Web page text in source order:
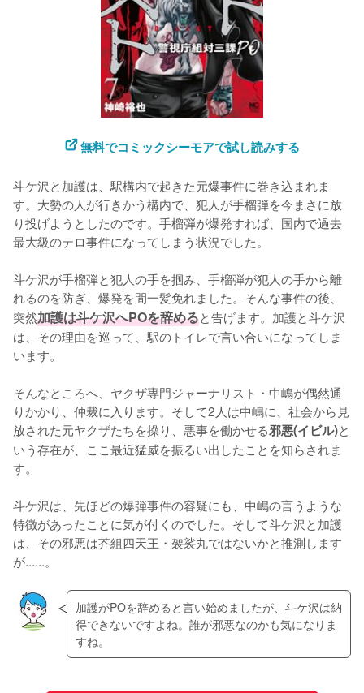
無料でコミックシーモアで試し読みする
斗ケ沢と加護は、駅構内で起きた元爆事件に巻き込まれま
す。大勢の人が行きかう構内で、犯人が手榴弾を今まさに放
り投げようとしたのです。手榴弾が爆発すれば、国内で過去
最大級のテロ事件になってしまう状況でした。
斗ケ沢が手榴弾と犯人の手を掴み、手榴弾が犯人の手から離
れるのを防ぎ、爆発を間一髪免れました。そんな事件の後、
突然加護は斗ケ沢へPOを辞めると告げます。加護と斗ケ沢
は、その理由を巡って、駅のトイレで言い合いになってしま
います。
そんなところへ、ヤクザ専門ジャーナリスト・中嶋が偶然通
りかかり、仲裁に入ります。そして2人は中嶋に、社会から見
放された元ヤクザたちを操り、悪事を働かせる邪悪(イビル)と
いう存在が、ここ最近猛威を振るい出したことを知らされま
す。
斗ケ沢は、先ほどの爆弾事件の容疑にも、中嶋の言うような
特徴があったことに気が付くのでした。そして斗ケ沢と加護
は、その邪悪は芥組四天王・袈裟丸ではないかと推測します
が......。
加護がPOを辞めると言い始めましたが、斗ケ沢は納
得できないですよね。誰が邪悪なのかも気になりま
すね。